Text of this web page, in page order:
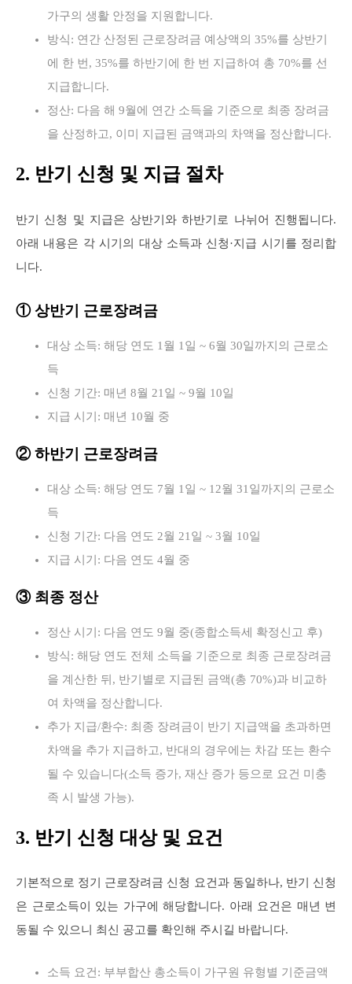
가구의 생활 안정을 지원합니다.
방식: 연간 산정된 근로장려금 예상액의 35%를 상반기
에 한 번, 35%를 하반기에 한 번 지급하여 총 70%를 선
지급합니다.
정산: 다음 해 9월에 연간 소득을 기준으로 최종 장려금
을 산정하고, 이미 지급된 금액과의 차액을 정산합니다.
2. 반기 신청 및 지급 절차
반기 신청 및 지급은 상반기와 하반기로 나뉘어 진행됩니다.
아래 내용은 각 시기의 대상 소득과 신청·지급 시기를 정리합
니다.
① 상반기 근로장려금
대상 소득: 해당 연도 1월 1일 ~ 6월 30일까지의 근로소
득
신청 기간: 매년 8월 21일 ~ 9월 10일
지급 시기: 매년 10월 중
② 하반기 근로장려금
대상 소득: 해당 연도 7월 1일 ~ 12월 31일까지의 근로소
득
신청 기간: 다음 연도 2월 21일 ~ 3월 10일
지급 시기: 다음 연도 4월 중
③ 최종 정산
정산 시기: 다음 연도 9월 중(종합소득세 확정신고 후)
방식: 해당 연도 전체 소득을 기준으로 최종 근로장려금
을 계산한 뒤, 반기별로 지급된 금액(총 70%)과 비교하
여 차액을 정산합니다.
추가 지급/환수: 최종 장려금이 반기 지급액을 초과하면
차액을 추가 지급하고, 반대의 경우에는 차감 또는 환수
될 수 있습니다(소득 증가, 재산 증가 등으로 요건 미충
족 시 발생 가능).
3. 반기 신청 대상 및 요건
기본적으로 정기 근로장려금 신청 요건과 동일하나, 반기 신청
은 근로소득이 있는 가구에 해당합니다. 아래 요건은 매년 변
동될 수 있으니 최신 공고를 확인해 주시길 바랍니다.
소득 요건: 부부합산 총소득이 가구원 유형별 기준금액